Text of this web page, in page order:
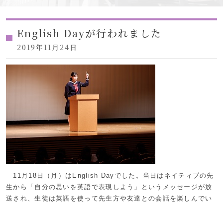
English Dayが行われました
2019年11月24日
11月18日（月）はEnglish Dayでした。当日はネイティブの先
生から「自分の思いを英語で表現しよう」というメッセージが放
送され、生徒は英語を使って先生方や友達との会話を楽しんでい